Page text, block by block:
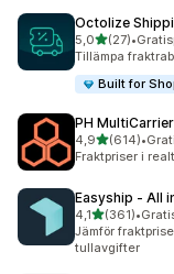
Octolize
5,0av 5 stjärnor
(27)
27 recensioner
•
Tillämpa
Built for
PH
4,9av 5 stjärnor
(614)
614 •
Fraktpriser i
Easyship ‑ All
4,1av 5 stjärnor
(361)
361 recensioner
•
Jämför
tullavgifter